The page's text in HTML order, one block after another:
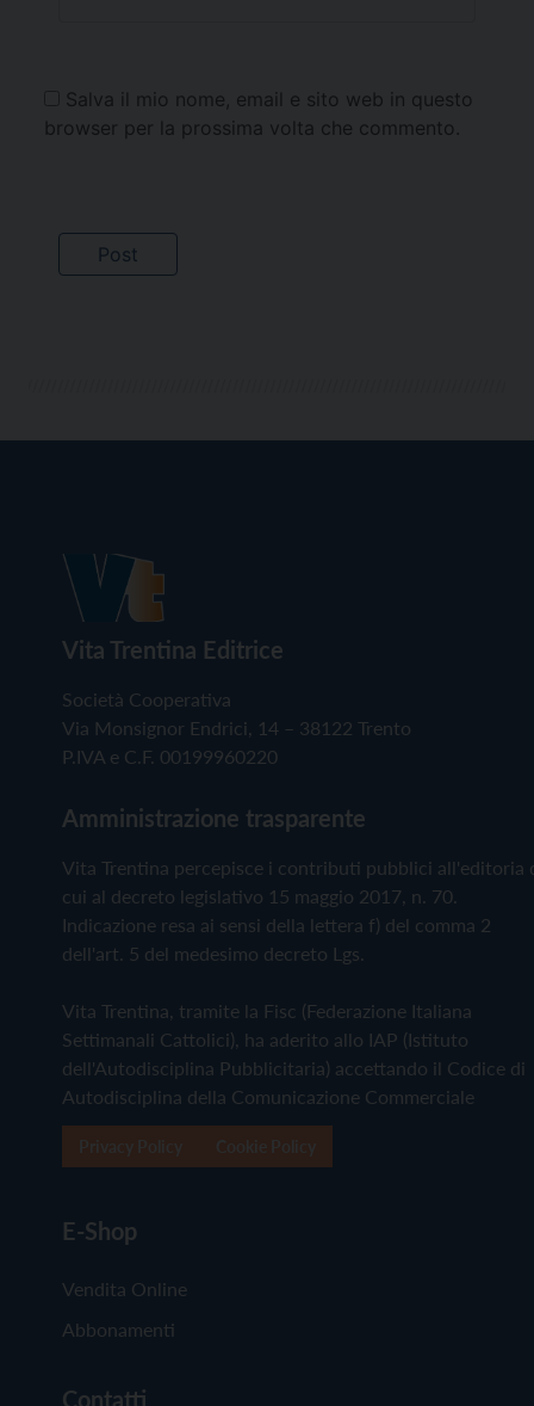
Salva il mio nome, email e sito web in questo
browser per la prossima volta che commento.
Vita Trentina Editrice
Società Cooperativa
Via Monsignor Endrici, 14 – 38122 Trento
P.IVA e C.F. 00199960220
Amministrazione trasparente
Vita Trentina percepisce i contributi pubblici all'editoria
cui al decreto legislativo 15 maggio 2017, n. 70.
Indicazione resa ai sensi della lettera f) del comma 2
dell'art. 5 del medesimo decreto Lgs.
Vita Trentina, tramite la Fisc (Federazione Italiana
Settimanali Cattolici), ha aderito allo IAP (Istituto
dell'Autodisciplina Pubblicitaria) accettando il Codice di
Autodisciplina della Comunicazione Commerciale
E-Shop
Vendita Online
Abbonamenti
Contatti